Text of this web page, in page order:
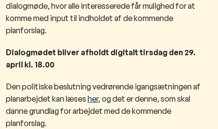
dialogmøde, hvor alle interesserede får mulighed for at
komme med input til indholdet af de kommende
planforslag.
Dialogmødet bliver afholdt digitalt tirsdag den 29.
april kl. 18.00
Den politiske beslutning vedrørende igangsætningen af
planarbejdet kan læses her, og det er denne, som skal
danne grundlag for arbejdet med de kommende
planforslag.